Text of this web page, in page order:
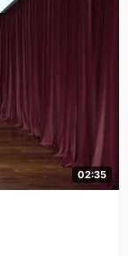
02:35